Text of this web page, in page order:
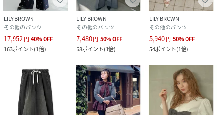
LILY BROWN
その他のパンツ
17,952円 40%OFF
163ポイント(1倍)
LILY BROWN
その他のパンツ
7,480円 50%OFF
68ポイント(1倍)
LILY BROWN
その他のパンツ
5,940円 50%OFF
54ポイント(1倍)